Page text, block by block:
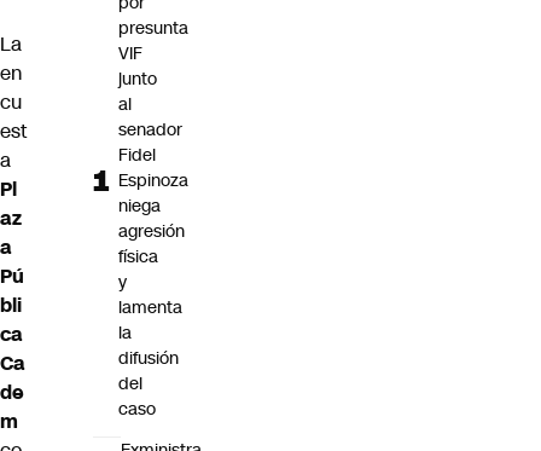
La
en
cu
est
a
Pl
az
a
Pú
bli
ca
Ca
de
m
presunta
VIF
junto
al
senador
Fidel
Espinoza
niega
agresión
física
y
lamenta
la
difusión
del
caso